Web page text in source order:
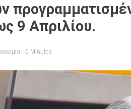
9 Απριλίου.
- 0 Minutes